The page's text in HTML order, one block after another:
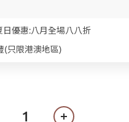
日優惠:八月全場八八折
(只限港澳地區)